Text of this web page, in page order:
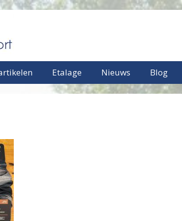
Etalage Nieuws Blog